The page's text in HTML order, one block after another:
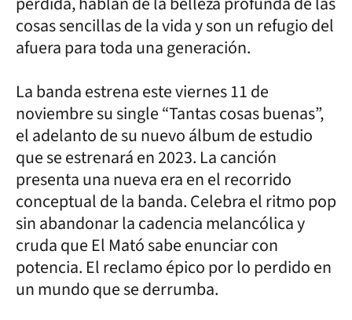
cosas sencillas de la vida y son un refugio del
afuera para toda una generación.
La banda estrena este viernes 11 de
noviembre su single “Tantas cosas buenas”,
el adelanto de su nuevo álbum de estudio
que se estrenará en 2023. La canción
presenta una nueva era en el recorrido
conceptual de la banda. Celebra el ritmo pop
sin abandonar la cadencia melancólica y
cruda que El Mató sabe enunciar con
potencia. El reclamo épico por lo perdido en
un mundo que se derrumba.